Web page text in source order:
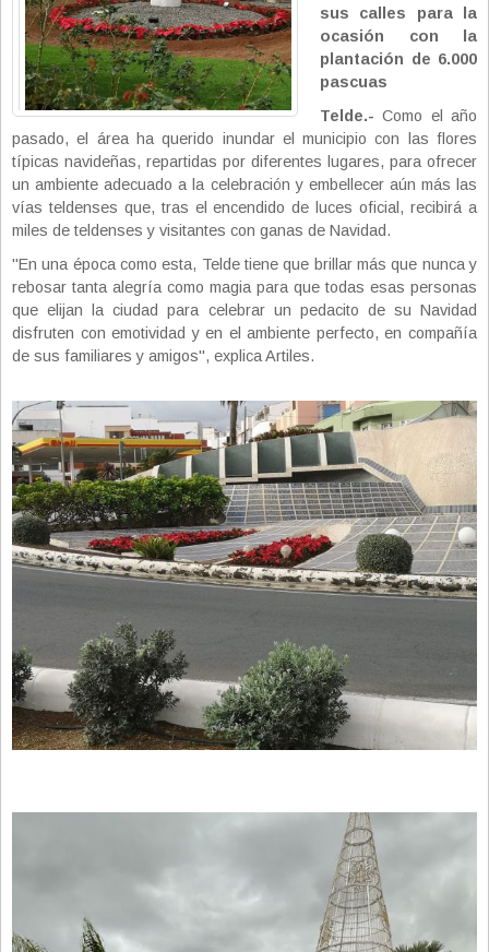
sus calles para la
ocasión con la
plantación de 6.000
pascuas
Telde.-Como el año
pasado, el área ha querido inundar el municipio con las flores
típicas navideñas, repartidas por diferentes lugares, para ofrecer
un ambiente adecuado a la celebración y embellecer aún más las
vías teldenses que, tras el encendido de luces oficial, recibirá a
miles de teldenses y visitantes con ganas de Navidad.
"En una época como esta, Telde tiene que brillar más que nunca y
rebosar tanta alegría como magia para que todas esas personas
que elijan la ciudad para celebrar un pedacito de su Navidad
disfruten con emotividad y en el ambiente perfecto, en compañía
de sus familiares y amigos", explica Artiles.